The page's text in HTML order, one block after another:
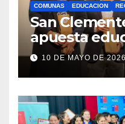
COMUNAS EDUCACION
San
apuesta
lanzamiento
10 DE MAYO DE 2026